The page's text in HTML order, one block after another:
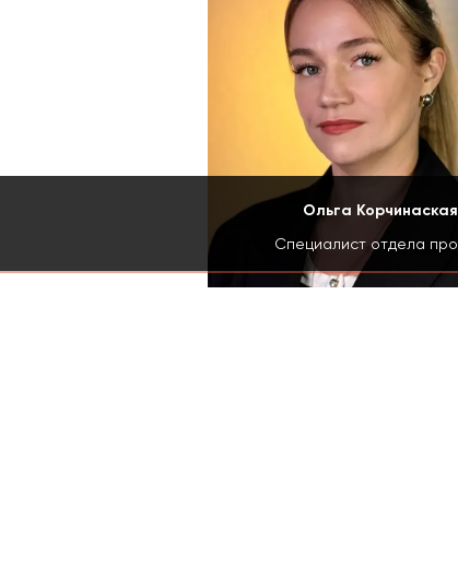
Ольга Корчинаская
Специалист отдела